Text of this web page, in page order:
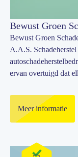
Bewust Groen
Bewust Groen
A.A.S.
ervan overtuigd dat
verduurzamen.
Meer informatie